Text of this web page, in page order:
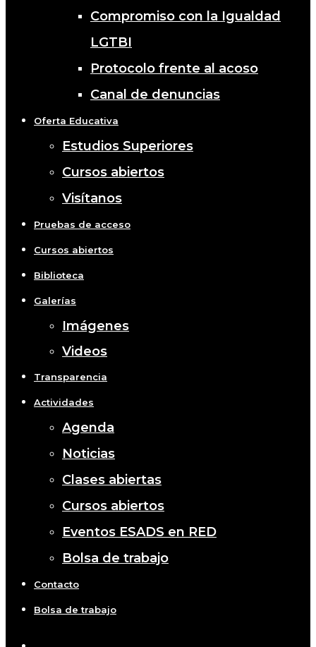
Compromiso con la Igualdad
LGTBI
Protocolo frente al acoso
Canal de denuncias
Oferta Educativa
Estudios Superiores
Cursos abiertos
Visítanos
Pruebas de acceso
Cursos abiertos
Biblioteca
Galerías
Imágenes
Videos
Transparencia
Actividades
Agenda
Noticias
Clases abiertas
Cursos abiertos
Eventos ESADS en RED
Bolsa de trabajo
Contacto
Bolsa de trabajo